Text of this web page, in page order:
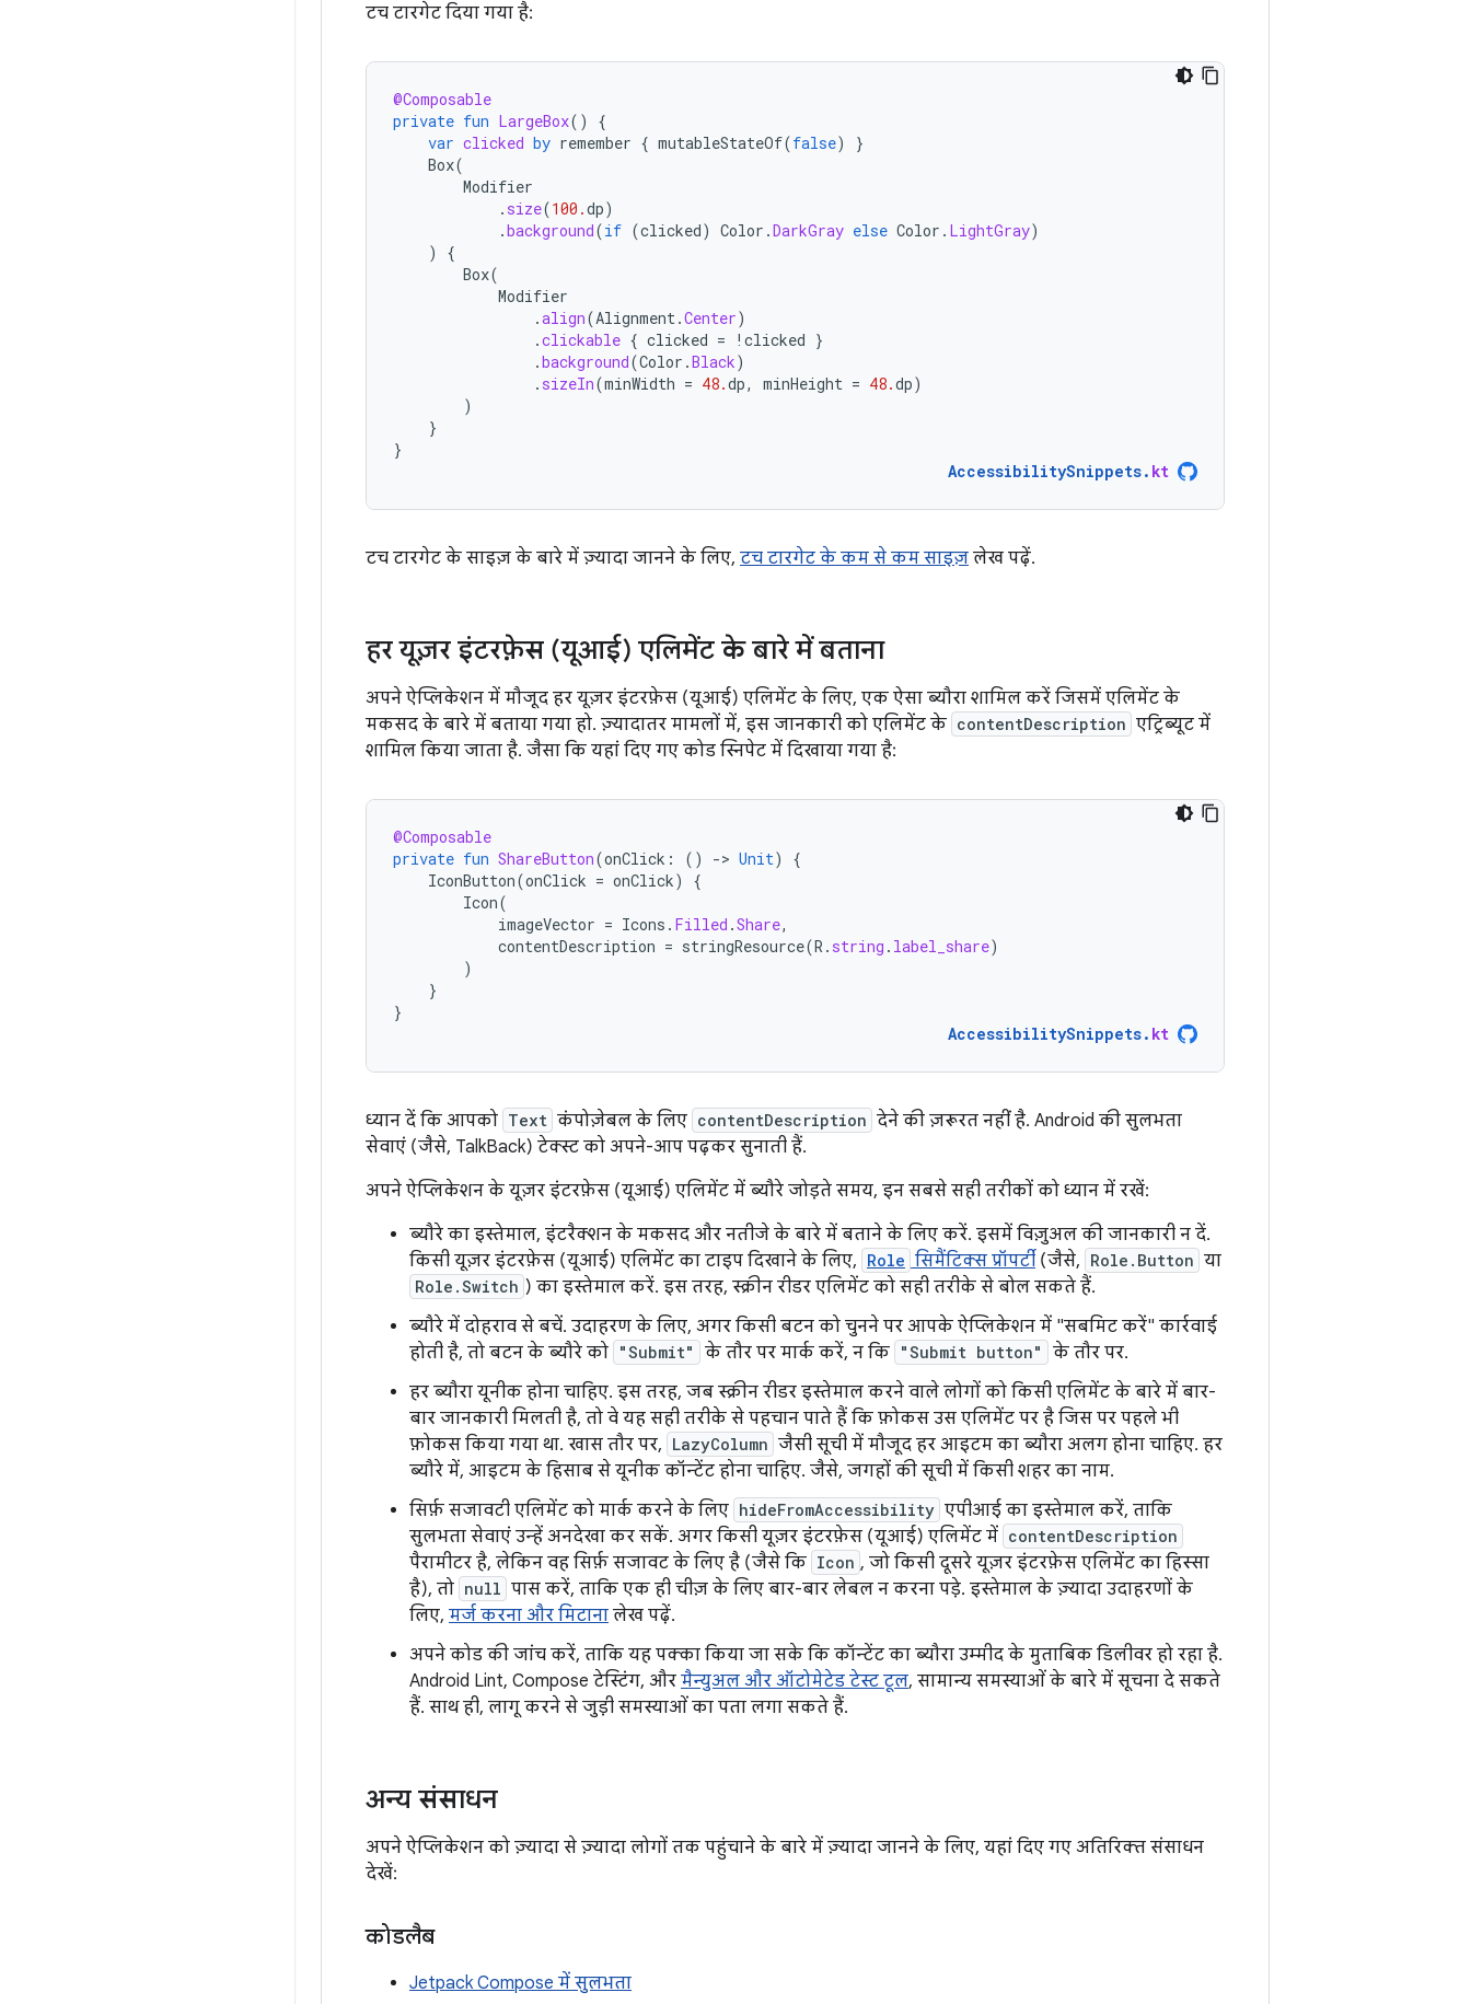
टच टारगेट दिया गया है:
@Composable
private fun LargeBox()
{
var clicked by remember { mutableStateOf(false)
}
Box(
Modifier
. size(100.dp)
.background(if (clicked) Color .DarkGray else Color . LightGray)
)
{
Box(
Modifier
.align(Alignment .Center)
.clickable { clicked = ! clicked }
.background(Color .Black)
. sizeIn(minWidth = 48.dp, minHeight = 48.dp)
)
}
}
AccessibilitySnippets. kt
टच टारगेट के साइज़ के बारे में ज़्यादा जानने के लिए, टच टारगेट के कम से कम साइज़ लेख पढ़ें.
हर यूज़र इंटरफ़ेस (यूआई) एलिमेंट के बारे में बताना
अपने ऐप्लिकेशन में मौजूद हर यूज़र इंटरफ़ेस (यूआई) एलिमेंट के लिए, एक ऐसा ब्यौरा शामिल करें जिसमें एलिमेंट के
मकसद के बारे में बताया गया हो. ज़्यादातर मामलों में, इस जानकारी को एलिमेंट के contentDescription एट्रिब्यूट में
शामिल किया जाता है. जैसा कि यहां दिए गए कोड स्निपेट में दिखाया गया है:
@Composable
private fun ShareButton(onClick : () -> Unit)
{
IconButton(onClick = onClick)
{
Icon(
imageVector = Icons . Filled .Share,
contentDescription = stringResource(R . string . label_share)
)
}
}
AccessibilitySnippets. kt
ध्यान दें कि आपको Text कंपोज़ेबल के लिए contentDescription देने की ज़रूरत नहीं है. Android की सुलभता
सेवाएं (जैसे, TalkBack) टेक्स्ट को अपने-आप पढ़कर सुनाती हैं.
अपने ऐप्लिकेशन के यूज़र इंटरफ़ेस (यूआई) एलिमेंट में ब्यौरे जोड़ते समय, इन सबसे सही तरीकों को ध्यान में रखें:
ब्यौरे का इस्तेमाल, इंटरैक्शन के मकसद और नतीजे के बारे में बताने के लिए करें. इसमें विज़ुअल की जानकारी न दें.
किसी यूज़र इंटरफ़ेस (यूआई) एलिमेंट का टाइप दिखाने के लिए, Role सिमैंटिक्स प्रॉपर्टी (जैसे, Role.Button या
Role.Switch ) का इस्तेमाल करें. इस तरह, स्क्रीन रीडर एलिमेंट को सही तरीके से बोल सकते हैं.
ब्यौरे में दोहराव से बचें. उदाहरण के लिए, अगर किसी बटन को चुनने पर आपके ऐप्लिकेशन में "सबमिट करें" कार्रवाई
होती है, तो बटन के ब्यौरे को "Submit" के तौर पर मार्क करें, न कि "Submit button"
के तौर पर.
हर ब्यौरा यूनीक होना चाहिए. इस तरह, जब स्क्रीन रीडर इस्तेमाल करने वाले लोगों को किसी एलिमेंट के बारे में बार-
बार जानकारी मिलती है, तो वे यह सही तरीके से पहचान पाते हैं कि फ़ोकस उस एलिमेंट पर है जिस पर पहले भी
फ़ोकस किया गया था. खास तौर पर, LazyColumn जैसी सूची में मौजूद हर आइटम का ब्यौरा अलग होना चाहिए. हर
ब्यौरे में, आइटम के हिसाब से यूनीक कॉन्टेंट होना चाहिए. जैसे, जगहों की सूची में किसी शहर का नाम.
सिर्फ़ सजावटी एलिमेंट को मार्क करने के लिए hideFromAccessibility एपीआई का इस्तेमाल करें, ताकि
सुलभता सेवाएं उन्हें अनदेखा कर सकें. अगर किसी यूज़र इंटरफ़ेस (यूआई) एलिमेंट में contentDescription
पैरामीटर है, लेकिन वह सिर्फ़ सजावट के लिए है (जैसे कि Icon , जो किसी दूसरे यूज़र इंटरफ़ेस एलिमेंट का हिस्सा
है), तो null पास करें, ताकि एक ही चीज़ के लिए बार-बार लेबल न करना पड़े. इस्तेमाल के ज़्यादा उदाहरणों के
लिए, मर्ज करना और मिटाना लेख पढ़ें.
अपने कोड की जांच करें, ताकि यह पक्का किया जा सके कि कॉन्टेंट का ब्यौरा उम्मीद के मुताबिक डिलीवर हो रहा है.
Android Lint, Compose टेस्टिंग, और मैन्युअल और ऑटोमेटेड टेस्ट टूल, सामान्य समस्याओं के बारे में सूचना दे सकते
हैं. साथ ही, लागू करने से जुड़ी समस्याओं का पता लगा सकते हैं.
अन्य संसाधन
अपने ऐप्लिकेशन को ज़्यादा से ज़्यादा लोगों तक पहुंचाने के बारे में ज़्यादा जानने के लिए, यहां दिए गए अतिरिक्त संसाधन
देखें:
कोडलैब
Jetpack Compose में सुलभता